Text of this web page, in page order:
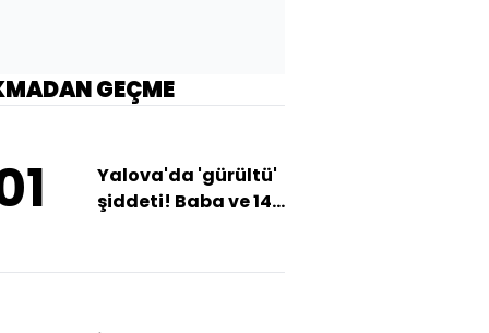
GEÇME
Yalova'da 'gürültü'
şiddeti! Baba ve 14